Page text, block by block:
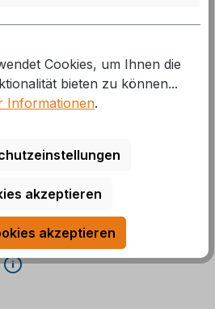
für kalte Nächte oder
Befestigungsmaterial.
PolyeMehr
Cookies, um Ihnen die
bieten zu können...
Informationen.
akzeptieren
akzeptieren